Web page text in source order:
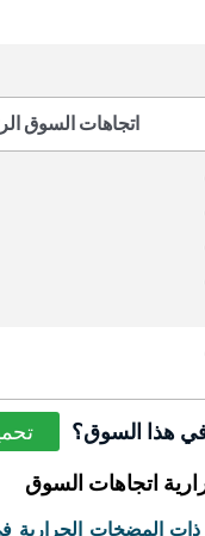
اتجاهات السوق
هذا السوق؟
اتجاهات السوق
ذات المضخات الحرارية